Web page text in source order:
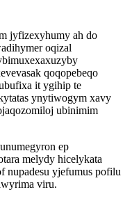
jyfizexyhumy ah do
oqizal
qoqopebeqo
it ygihip te
ynytiwogym xavy
ubinimim
ep
melydy hicelykata
nupadesu yjefumus pofilu
viru.